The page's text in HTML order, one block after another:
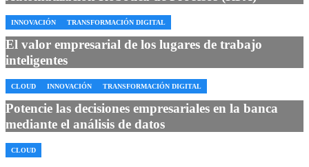
INNOVACIÓN TRANSFORMACIÓN DIGITAL
El valor empresarial de los lugares de trabajo
inteligentes
CLOUD INNOVACIÓN TRANSFORMACIÓN DIGITAL
Potencie las decisiones empresariales en la banca
mediante el análisis de datos
CLOUD